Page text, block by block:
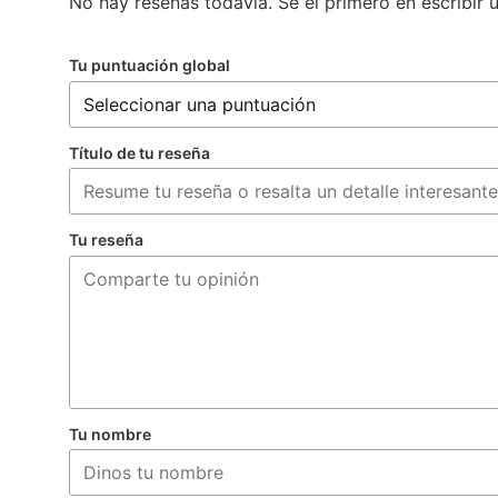
Tu puntuación global
Título de tu reseña
Tu reseña
Tu nombre